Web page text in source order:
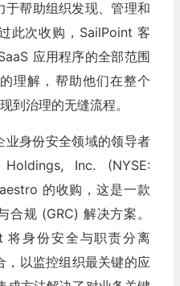
于帮助组织发现、管理和
此次收购，SailPoint 客
应用程序的全部范围
理解，帮助他们在整个
到治理的无缝流程。
业身份安全领域的领导者
Inc. (NYSE:
的收购，这是一款
合规 (GRC) 解决方案。
将身份安全与职责分离
以监控组织最关键的应